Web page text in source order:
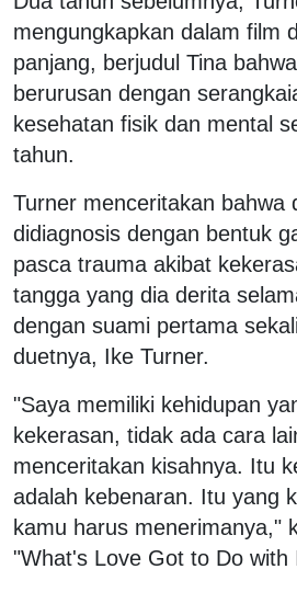
mengungkapkan dalam film
panjang, berjudul Tina
berurusan dengan
kesehatan fisik dan mental
tahun.
Turner menceritakan bahwa
didiagnosis dengan bentuk
pasca trauma akibat
tangga yang dia derita
dengan suami pertama
duetnya, Ike Turner.
"Saya memiliki kehidupan
kekerasan, tidak ada cara
menceritakan kisahnya. Itu
adalah kebenaran. Itu yang
kamu harus menerimanya,"
"What's Love Got to Do with